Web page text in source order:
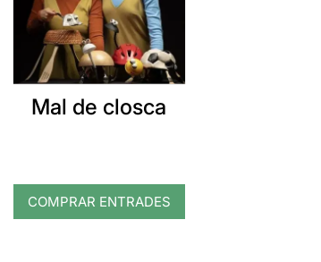
Mal de closca
COMPRAR ENTRADES